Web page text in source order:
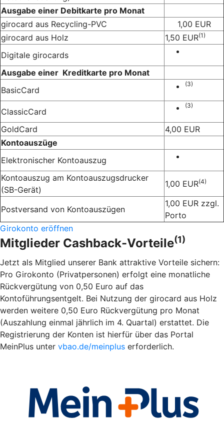
Ausgabe einer Debitkarte pro Monat
girocard aus Recycling-PVC
1,00 EUR
girocard aus Holz
1,50 EUR(1)
Digitale girocards
Ausgabe einer Kreditkarte pro Monat
BasicCard
(3)
ClassicCard
(3)
GoldCard
4,00 EUR
Kontoauszüge
Elektronischer Kontoauszug
Kontoauszug am Kontoauszugsdrucker
(SB-Gerät)
1,00 EUR(4)
Postversand von Kontoauszügen
1,00 EUR zzgl.
Porto
Girokonto eröffnen
Mitglieder Cashback-Vorteile(1)
Jetzt als Mitglied unserer Bank attraktive Vorteile sichern:
Pro Girokonto (Privatpersonen) erfolgt eine monatliche
Rückvergütung von 0,50 Euro auf das
Kontoführungsentgelt. Bei Nutzung der girocard aus Holz
werden weitere 0,50 Euro Rückvergütung pro Monat
(Auszahlung einmal jährlich im 4. Quartal) erstattet. Die
Registrierung der Konten ist hierfür über das Portal
MeinPlus unter vbao.de/meinplus erforderlich.